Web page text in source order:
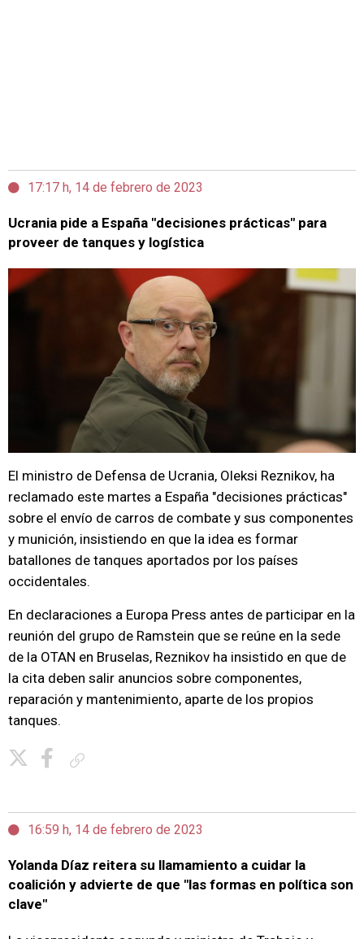
17:17 h, 14 de febrero de 2023
Ucrania pide a España "decisiones prácticas" para
proveer de tanques y logística
El ministro de Defensa de Ucrania, Oleksi Reznikov, ha
reclamado este martes a España "decisiones prácticas"
sobre el envío de carros de combate y sus componentes
y munición, insistiendo en que la idea es formar
batallones de tanques aportados por los países
occidentales.
En declaraciones a Europa Press antes de participar en la
reunión del grupo de Ramstein que se reúne en la sede
de la OTAN en Bruselas, Reznikov ha insistido en que de
la cita deben salir anuncios sobre componentes,
reparación y mantenimiento, aparte de los propios
tanques.
16:59 h, 14 de febrero de 2023
Yolanda Díaz reitera su llamamiento a cuidar la
coalición y advierte de que "las formas en política son
clave"